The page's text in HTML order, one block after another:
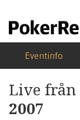
Eventinfo
Live från
2007